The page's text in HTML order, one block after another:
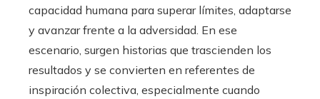
capacidad humana para superar límites, adaptarse
y avanzar frente a la adversidad. En ese
escenario, surgen historias que trascienden los
resultados y se convierten en referentes de
inspiración colectiva, especialmente cuando